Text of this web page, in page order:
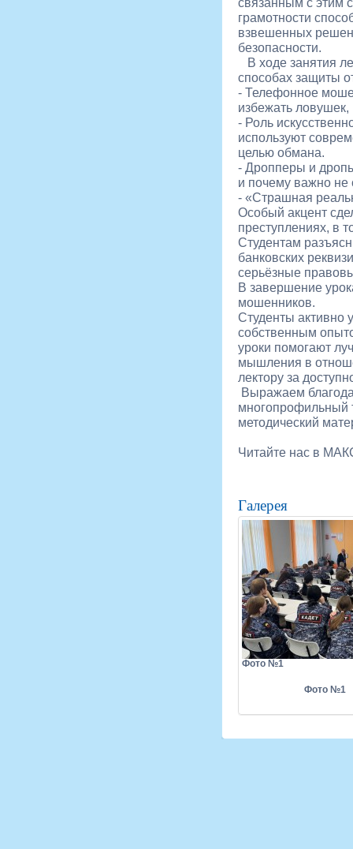
связанным с этим
грамотности
взвешенных
безопасности.
В ходе занятия
способах защиты
- Телефонное
избежать
- Роль
используют
целью обмана.
- Дропперы и
и почему важно не
- «Страшная
Особый акцент
преступлениях, в
Студентам
банковских
серьёзные
В завершение
мошенников.
Студенты активно
собственным
уроки помогают
мышления в
лектору за
Выражаем
многопрофильный
методический
Читайте нас в
Галерея
Фото №1
Фото №1